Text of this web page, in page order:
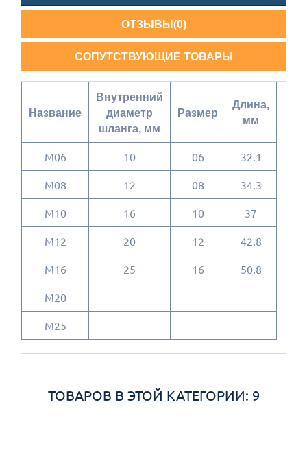
ОТЗЫВЫ(0)
СОПУТСТВУЮЩИЕ ТОВАРЫ
Название
Внутренний
диаметр
шланга, мм
Размер
Длина,
мм
M06 10 06 32.1
M08 12 08 34.3
M10 16 10 37
M12 20 12 42.8
M16 25 16 50.8
M20 - - -
M25 - - -
ТОВАРОВ В ЭТОЙ КАТЕГОРИИ: 9